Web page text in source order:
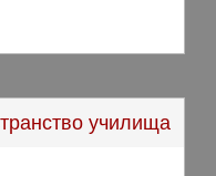
училища